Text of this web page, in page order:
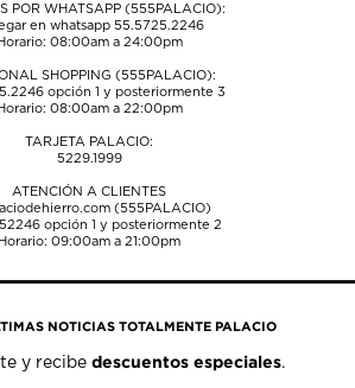
POR WHATSAPP (555PALACIO):
en whatsapp 55.5725.2246
Horario: 08:00am a 24:00pm
SHOPPING (555PALACIO):
opción 1 y posteriormente 3
Horario: 08:00am a 22:00pm
TARJETA PALACIO:
5229.1999
ATENCIÓN A CLIENTES
(555PALACIO)
opción 1 y posteriormente 2
Horario: 09:00am a 21:00pm
NOTICIAS TOTALMENTE PALACIO
y recibedescuentos especiales.